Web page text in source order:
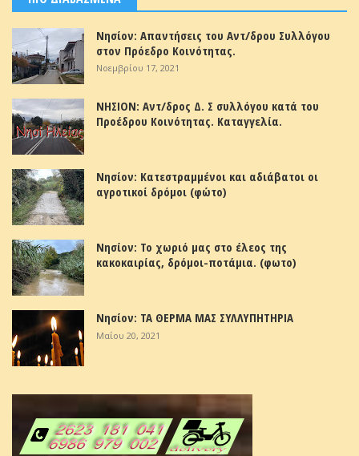
Νησίον: Απαντήσεις του Αντ/δρου Συλλόγου
στον Πρόεδρο Κοινότητας.
Νοεμβρίου 17, 2021
ΝΗΣΙΟΝ: Αντ/δρος Δ. Σ συλλόγου κατά του
Προέδρου Κοινότητας. Καταγγελία.
Νησίον: Κατεστραμμένοι και αδιάβατοι οι
αγροτικοί δρόμοι (φώτο)
Νησίον: Το χωριό μας στο έλεος της
κακοκαιρίας, δρόμοι-ποτάμια. (φωτο)
Νησίον: ΤΑ ΘΕΡΜΑ ΜΑΣ ΣΥΛΛΥΠΗΤΗΡΙΑ
Μαΐου 20, 2021